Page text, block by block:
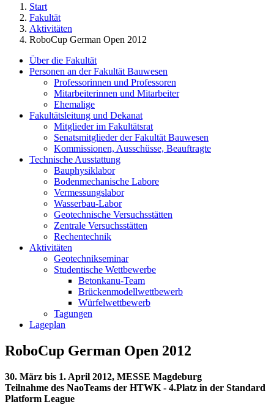
Start
Fakultät
Aktivitäten
RoboCup German Open 2012
Über die Fakultät
Personen an der Fakultät Bauwesen
Professorinnen und Professoren
Mitarbeiterinnen und Mitarbeiter
Ehemalige
Fakultätsleitung und Dekanat
Mitglieder im Fakultätsrat
Senatsmitglieder der Fakultät Bauwesen
Kommissionen, Ausschüsse, Beauftragte
Technische Ausstattung
Bauphysiklabor
Bodenmechanische Labore
Vermessungslabor
Wasserbau-Labor
Geotechnische Versuchsstätten
Zentrale Versuchsstätten
Rechentechnik
Aktivitäten
Geotechnikseminar
Studentische Wettbewerbe
Betonkanu-Team
Brückenmodellwettbewerb
Würfelwettbewerb
Tagungen
Lageplan
RoboCup German Open 2012
30. März bis 1. April 2012, MESSE Magdeburg
Teilnahme des NaoTeams der HTWK - 4.Platz in der Standard
Platform League